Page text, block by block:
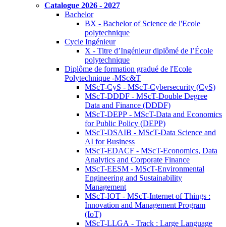
Catalogue 2026 - 2027
Bachelor
BX - Bachelor of Science de l'Ecole
polytechnique
Cycle Ingénieur
X - Titre d’Ingénieur diplômé de l’École
polytechnique
Diplôme de formation gradué de l'Ecole
Polytechnique -MSc&T
MScT-CyS - MScT-Cybersecurity (CyS)
MScT-DDDF - MScT-Double Degree
Data and Finance (DDDF)
MScT-DEPP - MScT-Data and Economics
for Public Policy (DEPP)
MScT-DSAIB - MScT-Data Science and
AI for Business
MScT-EDACF - MScT-Economics, Data
Analytics and Corporate Finance
MScT-EESM - MScT-Environmental
Engineering and Sustainability
Management
MScT-IOT - MScT-Internet of Things :
Innovation and Management Program
(IoT)
MScT-LLGA - Track : Large Language